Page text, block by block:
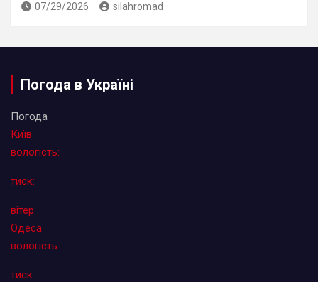
07/29/2026 silahromad
Погода в Україні
Погода
Київ
вологість:
тиск:
вітер:
Одеса
вологість:
тиск: